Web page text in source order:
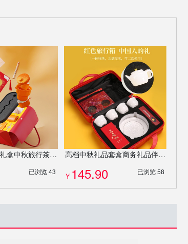
企业商务礼品礼盒中秋旅行茶具伴手礼功夫茶壶茶杯茶具陶瓷杯套装定制
已浏览 43
高档中秋礼品套盒商务礼品伴手礼功夫茶壶茶杯茶具陶瓷杯套装定制
￥ 145.90 已浏览 58